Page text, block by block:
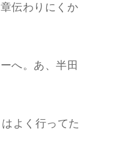
伝わりにくか
へ。あ、半田
よく行ってた